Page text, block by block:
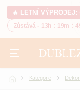
🔥 LETNÍ
Zůstává - 13h : 19m :
Kategorie